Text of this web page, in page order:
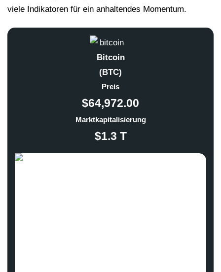
viele Indikatoren für ein anhaltendes Momentum.
Bitcoin
(BTC)
Preis
$64,972.00
Marktkapitalisierung
$1.3 T